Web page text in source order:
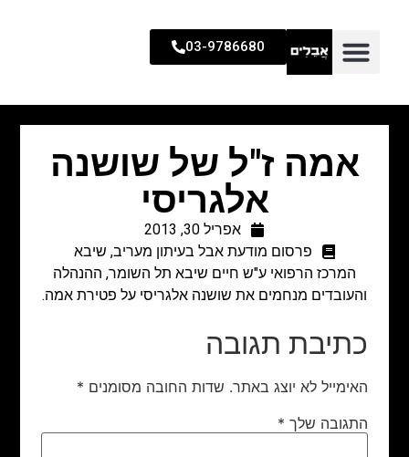
03-9786680
אמה ז"ל של שושנה
אלגריסי
אפריל 30, 2013
פרסום מודעת אבל בעיתון מעריב, שיבא
המרכז הרפואי ע"ש חיים שיבא תל השומר, ההנהלה
והעובדים מנחמים את שושנה אלגריסי על פטירת אמה.
כתיבת תגובה
האימייל לא יוצג באתר. שדות החובה מסומנים *
התגובה שלך *